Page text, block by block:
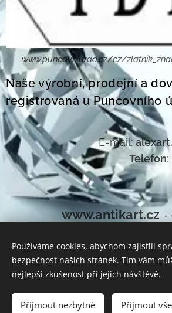
Do košíku
www.puncovniurad.cz/cz/
Naše výrobní, prodejní a
registrovaná u Puncovního
E-mail:
Telefon:
www.antikart.cz
Jazyky
Čeština
English
Používáme cookies, abychom zajistili
bezpečnost našich stránek. Tím vám
nejlepší zkušenost při jejich návštěvě.
Přijmout nezbytné Přijmout vše